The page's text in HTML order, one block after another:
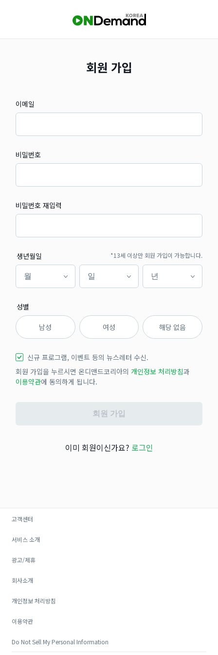
회원 가입
이메일
비밀번호
비밀번호 재입력
생년월일 *13세 이상만 회원 가입이 가능합니다.
월
월
일
일
년
년
성별
남성 여성 해당 없음
신규 프로그램, 이벤트 등의 뉴스레터 수신.
회원 가입을 누르시면 온디맨드코리아의 개인정보 처리방침과
이용약관에 동의하게 됩니다.
회원 가입
이미 회원이신가요? 로그인
고객센터
서비스 소개
광고/제휴
회사소개
개인정보 처리방침
이용약관
Do Not Sell My Personal Information